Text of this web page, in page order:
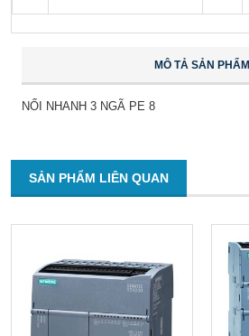
MÔ TẢ SẢN PHẨM
NỐI NHANH 3 NGÃ PE 8
SẢN PHẨM LIÊN QUAN